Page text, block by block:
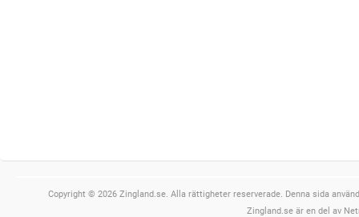
Copyright © 2026 Zingland.se. Alla rättigheter reserverade. Denna sida
Zingland.se är en del av